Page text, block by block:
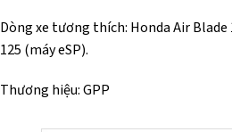
Dòng xe tương thích: Honda Air Blade
125 (máy eSP).
Thương hiệu: GPP